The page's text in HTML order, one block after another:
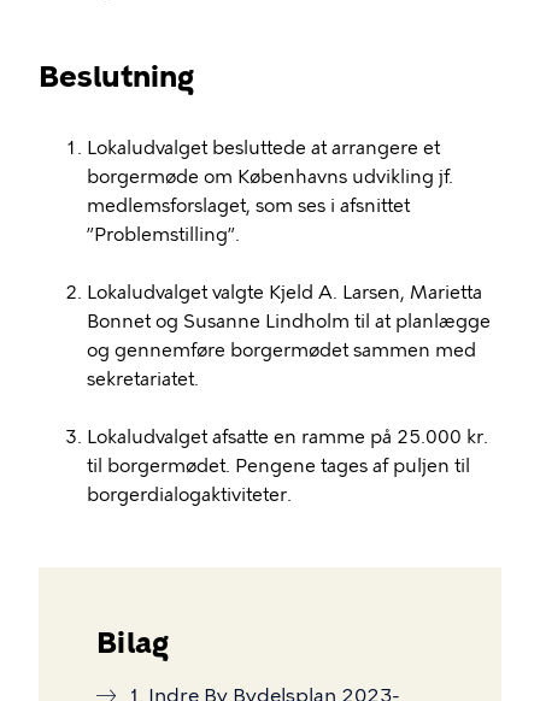
Beslutning
Lokaludvalget besluttede at arrangere et
borgermøde om Københavns udvikling jf.
medlemsforslaget, som ses i afsnittet
”Problemstilling”.
Lokaludvalget valgte Kjeld A. Larsen, Marietta
Bonnet og Susanne Lindholm til at planlægge
og gennemføre borgermødet sammen med
sekretariatet.
Lokaludvalget afsatte en ramme på 25.000 kr.
til borgermødet. Pengene tages af puljen til
borgerdialogaktiviteter.
Bilag
1. Indre By Bydelsplan 2023-